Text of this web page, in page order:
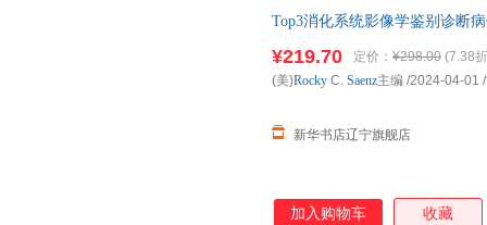
解脑部疾病，主要读者对象为
Top3消化系统影像学鉴别诊断
¥219.70 定价： ¥298.00 (7.38
新华书店辽宁旗舰店
(美)Rocky C. Saenz主编 /2024-04-01 /
加入购物车 收藏